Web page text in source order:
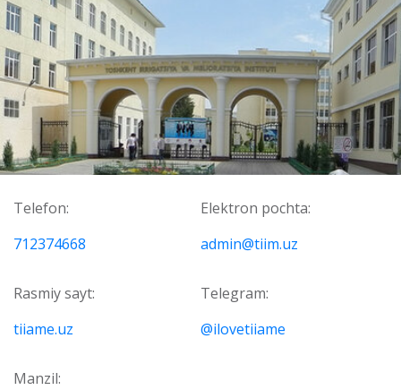
Telefon:
712374668
Elektron pochta:
admin@tiim.uz
Rasmiy sayt:
tiiame.uz
Telegram:
@ilovetiiame
Manzil: